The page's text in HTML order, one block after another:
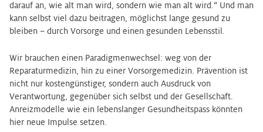
darauf an, wie alt man wird, sondern wie man alt wird.“ Und man
kann selbst viel dazu beitragen, möglichst lange gesund zu
bleiben – durch Vorsorge und einen gesunden Lebensstil.
Wir brauchen einen Paradigmenwechsel: weg von der
Reparaturmedizin, hin zu einer Vorsorgemedizin. Prävention ist
nicht nur kostengünstiger, sondern auch Ausdruck von
Verantwortung, gegenüber sich selbst und der Gesellschaft.
Anreizmodelle wie ein lebenslanger Gesundheitspass könnten
hier neue Impulse setzen.